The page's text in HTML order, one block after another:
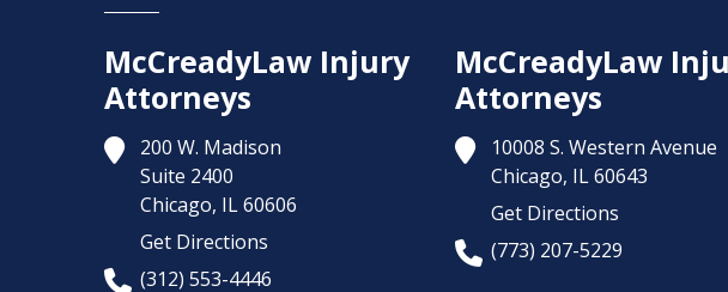
McCreadyLaw Injury
Attorneys
200 W. Madison
Suite 2400
Chicago, IL60606
Get Directions
(312) 553-4446
McCreadyLaw
Attorneys
10008 S. Western Avenue
Chicago, IL 60643
Get Directions
(773) 207-5229